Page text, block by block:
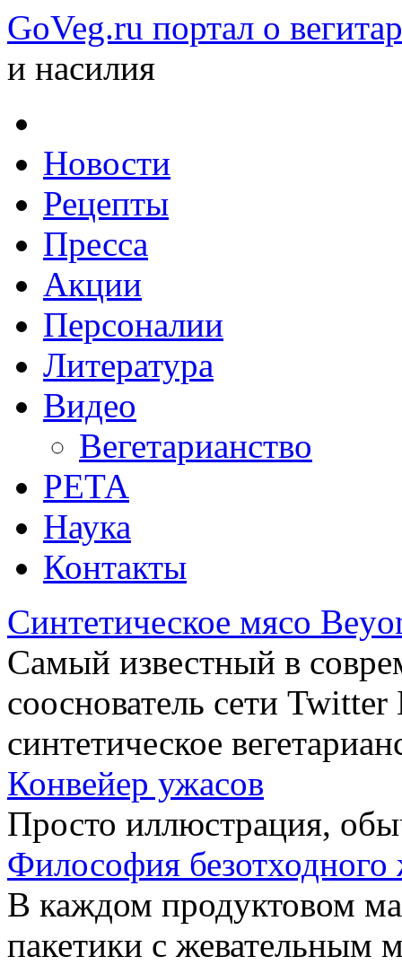
GoVeg.ru портал о
и насилия
Новости
Рецепты
Пресса
Акции
Персоналии
Литература
Видео
Вегетарианство
РЕТА
Наука
Контакты
Синтетическое мясо
Самый известный в
сооснователь сети
синтетическое
Конвейер ужасов
Просто иллюстрация,
Философия безотходного
В каждом продуктовом
пакетики с жевательным